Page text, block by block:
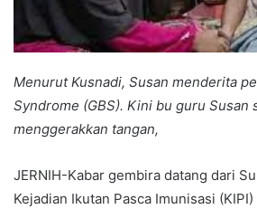
Menurut Kusnadi, Susan menderita
Syndrome (GBS). Kini bu guru Susan
menggerakkan tangan,
JERNIH-Kabar gembira datang dari
Kejadian Ikutan Pasca Imunisasi